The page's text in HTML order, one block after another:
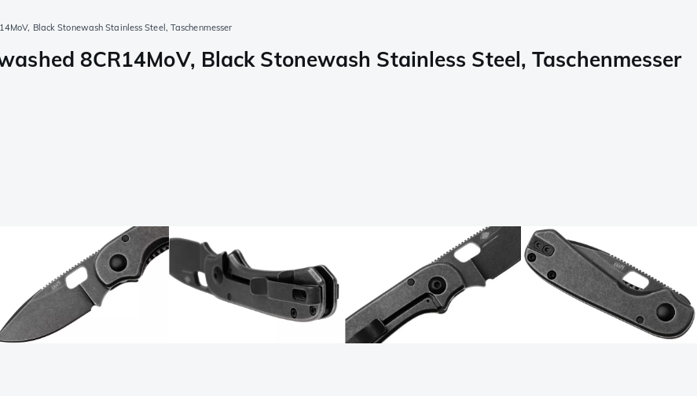
Black Stonewash Stainless Steel, Taschenmesser
8CR14MoV, Black Stonewash Stainless Steel, Taschenmesser